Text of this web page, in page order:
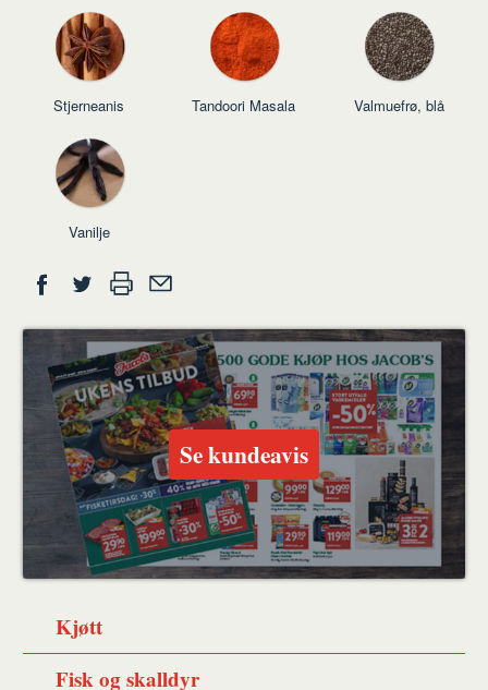
Stjerneanis Tandoori Masala Valmuefrø, blå
Vanilje
Del
på
Facebook
på
Twitter
ut en
venn
Se kundeavis
Kjøtt
Fisk og skalldyr